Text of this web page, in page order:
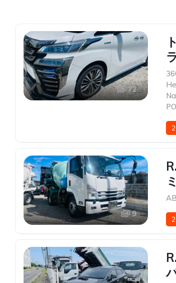
72
9